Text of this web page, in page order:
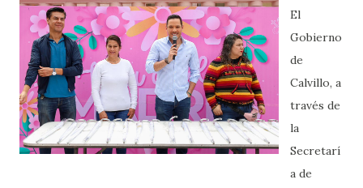
El
Gobierno
de
Calvillo, a
través de
la
Secretarí
a de